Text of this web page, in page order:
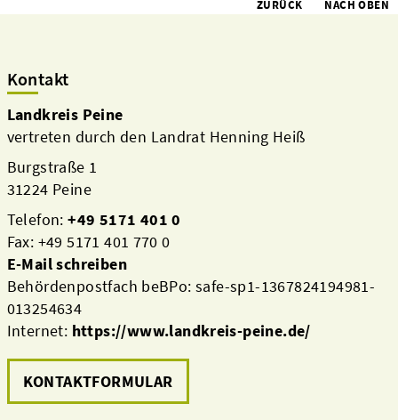
ZURÜCK NACH OBEN
Kontakt
Landkreis Peine
vertreten durch den Landrat Henning Heiß
Burgstraße 1
31224 Peine
Telefon:+49 5171 401 0
Fax: +49 5171 401 770 0
E-Mail schreiben
Behördenpostfach beBPo: safe-sp1-1367824194981-
013254634
Internet: https://www.landkreis-peine.de/
KONTAKTFORMULAR